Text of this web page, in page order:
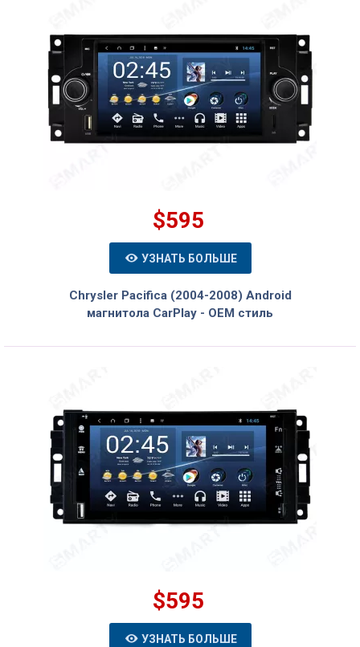
$595
УЗНАТЬ БОЛЬШЕ
Chrysler Pacifica (2004-2008) Android
магнитола CarPlay - OEM стиль
$595
УЗНАТЬ БОЛЬШЕ